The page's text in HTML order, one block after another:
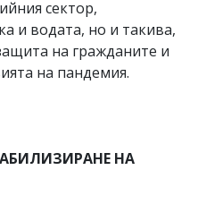
сектор,
и водата, но и такива,
на гражданите и
на пандемия.
НА